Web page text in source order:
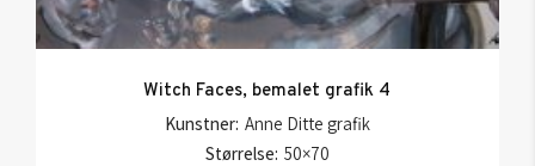
Witch Faces, bemalet grafik 4
Kunstner: Anne Ditte grafik
Størrelse: 50×70